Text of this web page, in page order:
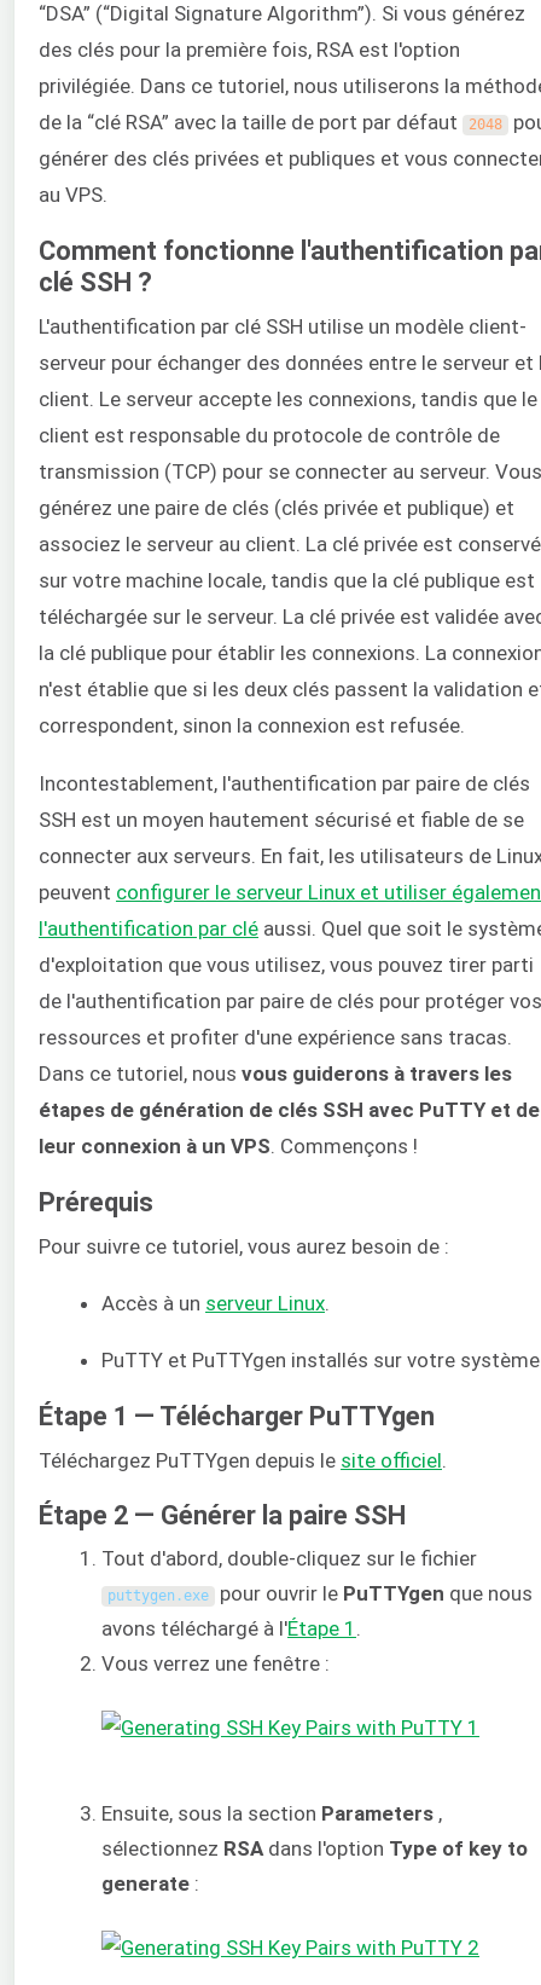
“DSA” (“Digital Signature Algorithm”). Si vous générez
des clés pour la première fois, RSA est l'option
privilégiée. Dans ce tutoriel, nous utiliserons la
de la “clé RSA” avec la taille de port par défaut
2048
générer des clés privées et publiques et vous
au VPS.
Comment fonctionne l'authentification
clé SSH ?
L'authentification par clé SSH utilise un modèle client-
serveur pour échanger des données entre le serveur et
client. Le serveur accepte les connexions, tandis que le
client est responsable du protocole de contrôle de
transmission (TCP) pour se connecter au serveur. Vous
générez une paire de clés (clés privée et publique) et
associez le serveur au client. La clé privée est
sur votre machine locale, tandis que la clé publique est
téléchargée sur le serveur. La clé privée est validée
la clé publique pour établir les connexions. La
n'est établie que si les deux clés passent la validation
correspondent, sinon la connexion est refusée.
Incontestablement, l'authentification par paire de clés
SSH est un moyen hautement sécurisé et fiable de se
connecter aux serveurs. En fait, les utilisateurs de
peuvent configurer le serveur Linux et utiliser
l'authentification par clé aussi. Quel que soit le
d'exploitation que vous utilisez, vous pouvez tirer parti
de l'authentification par paire de clés pour protéger vos
ressources et profiter d'une expérience sans tracas.
Dans ce tutoriel, nous vous guiderons à travers les
étapes de génération de clés SSH avec PuTTY et de
leur connexion à un VPS. Commençons !
Prérequis
Pour suivre ce tutoriel, vous aurez besoin de :
Accès à un serveur Linux
PuTTY et PuTTYgen installés sur votre
Étape 1 — Télécharger PuTTYgen
Téléchargez PuTTYgen depuis le site officiel
Étape 2 — Générer la paire SSH
Tout d'abord, double-cliquez sur le fichier
puttygen .exe pour ouvrir le PuTTYgen que nous
avons téléchargé à l'Étape 1 .
Vous verrez une fenêtre :
Ensuite, sous la section Parameters ,
sélectionnez RSAdans l'option Type of key to
generate :